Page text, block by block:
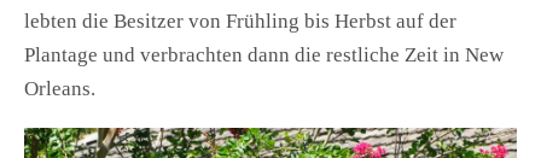
lebten die Besitzer von Frühling bis Herbst auf der
Plantage und verbrachten dann die restliche Zeit in New
Orleans.